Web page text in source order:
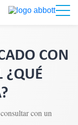
CON
¿QUÉ
con un